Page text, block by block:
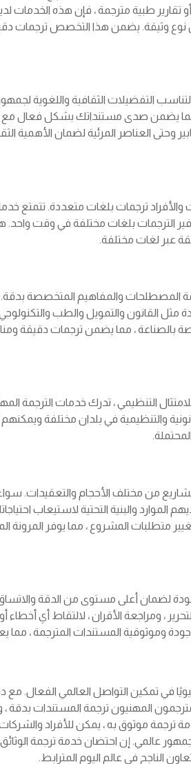
تقارير طبية مترجمة ، فإن هذه الخدمات
نوع وثيقة. يضمن هذا التخصص ترجمات
لتناسب التفضيلات الثقافية واللغوية
، مما يضمن صدى مستنداتك بشكل فعال
العناصر المرئية لضمان الأهمية
والأفراد ترجمات بلغات متعددة. تتمتع
الترجمات بلغات مختلفة في وقت
عبر لغات مختلفة.
المصطلحات والمفاهيم المتخصصة
القانون والتمويل والطب والتكنولوجي،
، مما يضمن ترجمات دقيقة
التنظيمي ، تدرك خدمات الترجمة
والتنظيمية في بلدان مختلفة
من مختلف الأحجام والتعقيدات.
الموارد والبنية التحتية لاستيعاب
متطلبات المشروع ، مما يوفر المرونة
لضمان أعلى مستوى من الدقة
، ومراجعة الأقران ، لالتقاط أي
وموثوقية المستندات المترجمة ، مما
في تمكين التواصل العالمي الفعال. مع
المهنيون ترجمة المستندات بدقة
موثوق به ، يمكن للأفراد والشركات
عالمي. إن احتضان خدمة ترجمة الوثائق
الناجح في عالم اليوم المترابط.